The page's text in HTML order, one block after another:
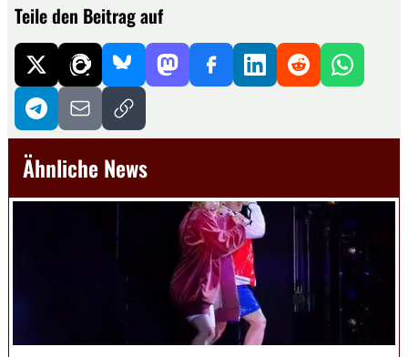
Teile den Beitrag auf
Ähnliche News